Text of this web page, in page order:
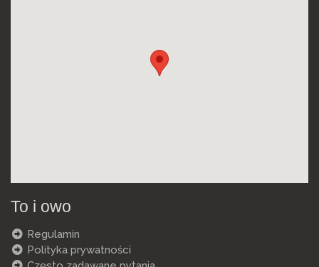
To i owo
Regulamin
Polityka prywatności